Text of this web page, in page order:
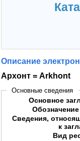
Описание
Архонт = Arkhont
Основные сведения
Основное
Сведения,
к
Вид